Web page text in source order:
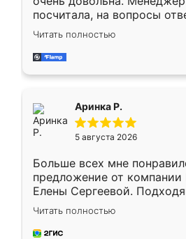
посчитала, на вопросы
Замерщик приехал в
делу со всей
за день, ребята работали
Читать полностью
Аринка Р.
5 августа 2026
Больше всех мне
предложение от компании
Елены Сергеевой.
короткие сроки
для замера сотрудник
предложил по моему
Читать полностью